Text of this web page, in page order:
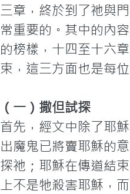
三章，終於到了祂與
常重要的。其中的內
的榜樣，十四至十六
束，這三方面也是每
（一）撒但試探
首先，經文中除了耶
出魔鬼已將賣耶穌的
探祂；耶穌在傳道結
上不是牠殺害耶穌，